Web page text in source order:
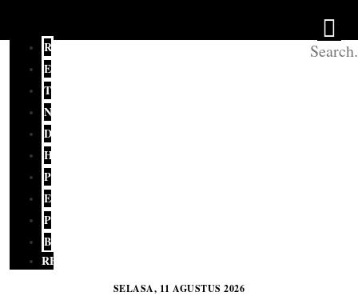
REDAKSI
EDITORIAL
TERKINI
NASIONAL
DAERAH
HUKUM
POLITIK
EKONOMI
PENDIDIKAN
BUDAYA
RELIGI
SELASA, 11 AGUSTUS 2026